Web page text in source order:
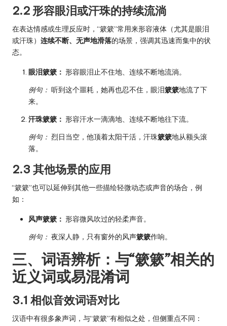
2.2 形容眼泪或汗珠的持续流淌
在表达情感或生理反应时，“簌簌”常用来形容液体（尤其是眼泪
或汗珠） 连续不断、无声地滑落的场景，强调其迅速而集中的状
态。
眼泪簌簌： 形容眼泪止不住地、连续不断地流淌。
例句： 听到这个噩耗，她再也忍不住，眼泪簌簌地流了下
来。
汗珠簌簌： 形容汗水一滴滴地、连续不断地往下流。
例句： 烈日当空，他顶着太阳干活，汗珠簌簌地从额头滚
落。
2.3 其他场景的应用
“簌簌”也可以延伸到其他一些描绘轻微动态或声音的场合，例
如：
风声簌簌： 形容微风吹过的轻柔声音。
例句： 夜深人静，只有窗外的风声簌簌作响。
三、词语辨析：与“簌簌”相关的
近义词或易混淆词
3.1 相似音效词语对比
汉语中有很多象声词，与“簌簌”有相似之处，但侧重点不同：